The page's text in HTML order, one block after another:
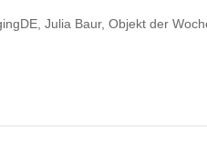
,Julia Baur,Objekt der